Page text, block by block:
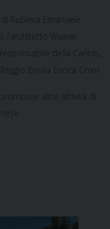
Rubiera Emanuele
l’architetto Wainer
della Caritas,
Emilia Enrica Ghirri.
altre attività di